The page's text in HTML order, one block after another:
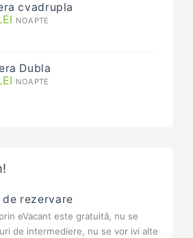
cvadrupla
NOAPTE
Dubla
NOAPTE
de rezervare
eVacant este gratuită, nu se
de intermediere, nu se vor ivi alte